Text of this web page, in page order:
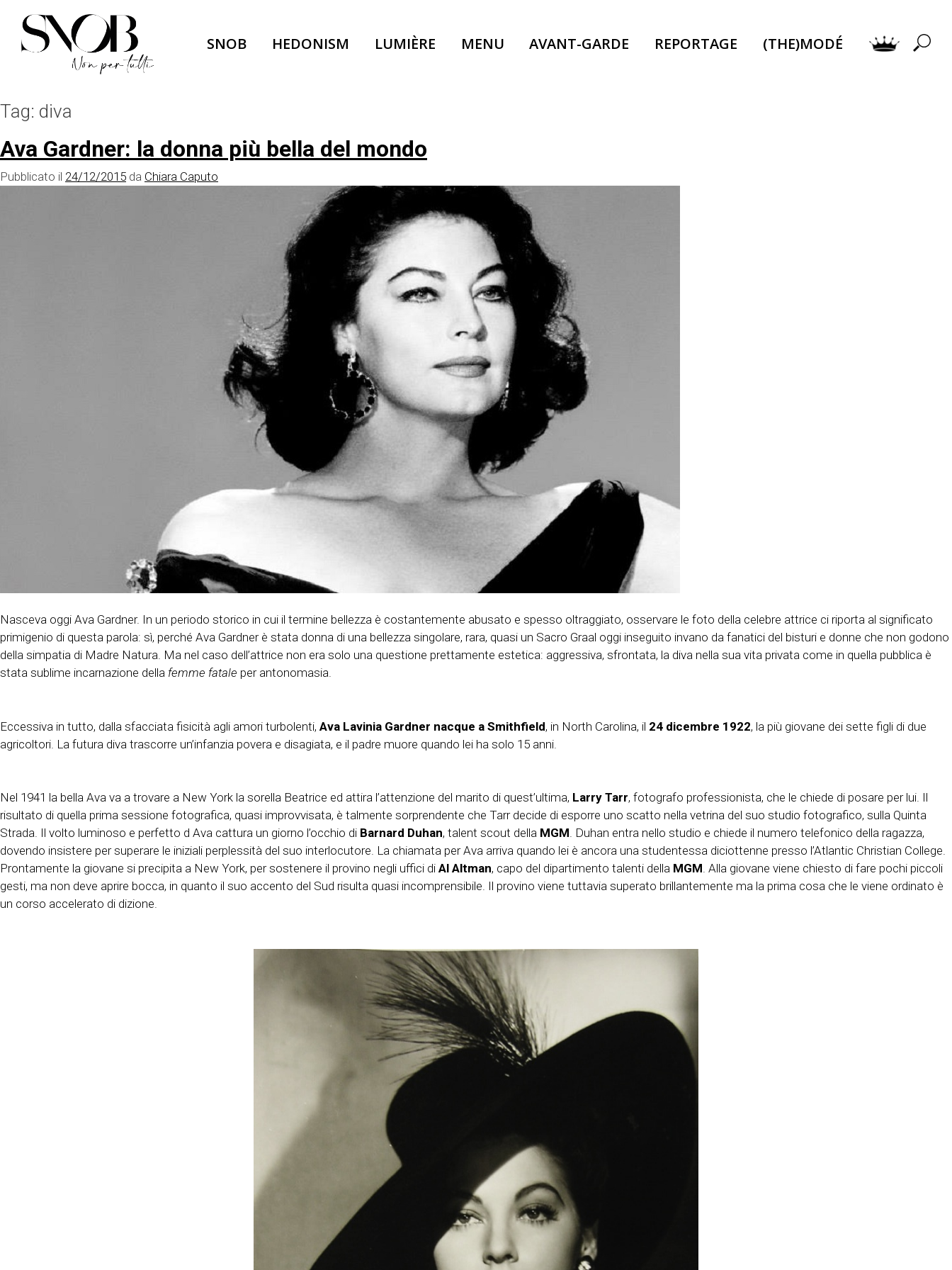
content
SNOB HEDONISM LUMIÈRE MENU AVANT-GARDE REPORTAGE (THE)MODÉ
Tag: diva
Ava Gardner: la donna più bella del mondo
Pubblicato il 24/12/2015 da Chiara Caputo
Nasceva oggi Ava Gardner. In un periodo storico in cui il termine bellezza è costantemente abusato e spesso oltraggiato, osservare le foto della celebre attrice ci riporta al significato
primigenio di questa parola: sì, perché Ava Gardner è stata donna di una bellezza singolare, rara, quasi un Sacro Graal oggi inseguito invano da fanatici del bisturi e donne che non godono
della simpatia di Madre Natura. Ma nel caso dell’attrice non era solo una questione prettamente estetica: aggressiva, sfrontata, la diva nella sua vita privata come in quella pubblica è
stata sublime incarnazione della femme fatale per antonomasia.
Eccessiva in tutto, dalla sfacciata fisicità agli amori turbolenti, Ava Lavinia Gardner nacque a Smithfield, in North Carolina, il 24 dicembre 1922, la più giovane dei sette figli di due
agricoltori. La futura diva trascorre un’infanzia povera e disagiata, e il padre muore quando lei ha solo 15 anni.
Nel 1941 la bella Ava va a trovare a New York la sorella Beatrice ed attira l’attenzione del marito di quest’ultima, Larry Tarr, fotografo professionista, che le chiede di posare per lui. Il
risultato di quella prima sessione fotografica, quasi improvvisata, è talmente sorprendente che Tarr decide di esporre uno scatto nella vetrina del suo studio fotografico, sulla Quinta
Strada. Il volto luminoso e perfetto d Ava cattura un giorno l’occhio di Barnard Duhan, talent scout della MGM. Duhan entra nello studio e chiede il numero telefonico della ragazza,
dovendo insistere per superare le iniziali perplessità del suo interlocutore. La chiamata per Ava arriva quando lei è ancora una studentessa diciottenne presso l’Atlantic Christian College.
Prontamente la giovane si precipita a New York, per sostenere il provino negli uffici di Al Altman, capo del dipartimento talenti della MGM. Alla giovane viene chiesto di fare pochi piccoli
gesti, ma non deve aprire bocca, in quanto il suo accento del Sud risulta quasi incomprensibile. Il provino viene tuttavia superato brillantemente ma la prima cosa che le viene ordinato è
un corso accelerato di dizione.